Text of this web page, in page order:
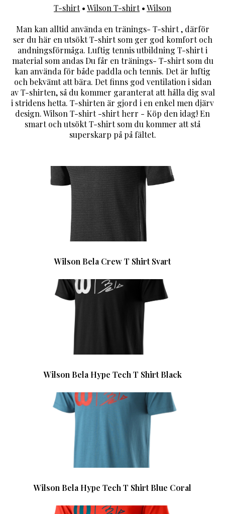
T-shirt•Wilson T-shirt•Wilson
Man kan alltid använda en tränings- T-shirt , därför
ser du här en utsökt T-shirt som ger god komfort och
andningsförmåga. Luftig tennis utbildning T-shirt i
material som andas Du får en tränings- T-shirt som du
kan använda för både paddla och tennis. Det är luftig
och bekvämt att bära. Det finns god ventilation i sidan
av T-shirten, så du kommer garanterat att hålla dig sval
i stridens hetta. T-shirten är gjord i en enkel men djärv
design. Wilson T-shirt -shirt herr - Köp den idag! En
smart och utsökt T-shirt som du kommer att stå
superskarp på på fältet.
Wilson Bela Crew T Shirt Svart
Wilson Bela Hype Tech T Shirt Black
Wilson Bela Hype Tech T Shirt Blue Coral